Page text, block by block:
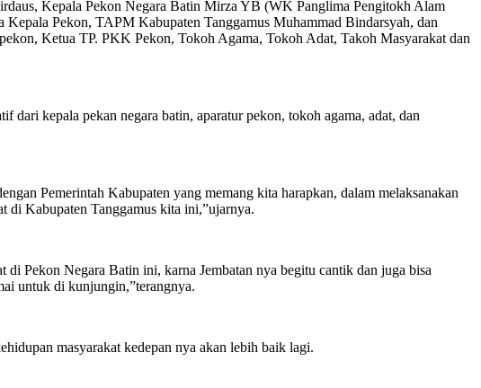
Kepala Pekon Negara Batin Mirza YB (WK Panglima Pengitokh Alam
Pekon, TAPM Kabupaten Tanggamus Muhammad Bindarsyah, dan
Ketua TP. PKK Pekon, Tokoh Agama, Tokoh Adat, Takoh Masyarakat dan
kepala pekan negara batin, aparatur pekon, tokoh agama, adat, dan
Pemerintah Kabupaten yang memang kita harapkan, dalam melaksanakan
di Kabupaten Tanggamus kita ini,”ujarnya.
Pekon Negara Batin ini, karna Jembatan nya begitu cantik dan juga bisa
untuk di kunjungin,”terangnya.
masyarakat kedepan nya akan lebih baik lagi.